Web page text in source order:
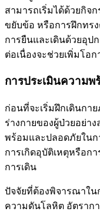
สามารถเริ่มได้ด้วยกิจ
ขยับข้อ หรือการฝึกทร
การยืนและเดินด้วยอุป
ต่อเนื่องจะช่วยเพิ่มโอ
การประเมินความพ
ก่อนที่จะเริ่มฝึกเดินกา
ร่างกายของผู้ป่วยอย่า
พร้อมและปลอดภัยในก
การเกิดอุบัติเหตุหรือก
การเดิน
ปัจจัยที่ต้องพิจารณาใน
ความดันโลหิต อัตราก